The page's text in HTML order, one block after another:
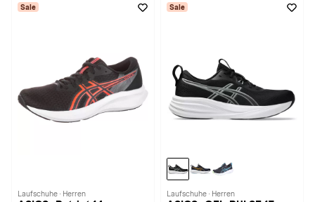
Sale
Laufschuhe · Herren
Sale
Laufschuhe · Herren